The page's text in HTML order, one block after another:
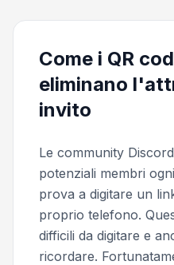
Come i QR
eliminano
invito
Le community
potenziali membri
prova a digitare un
proprio telefono.
difficili da digitare e
ricordare.